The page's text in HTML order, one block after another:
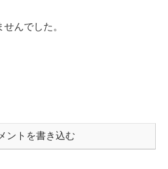
んでした。
ントを書き込む